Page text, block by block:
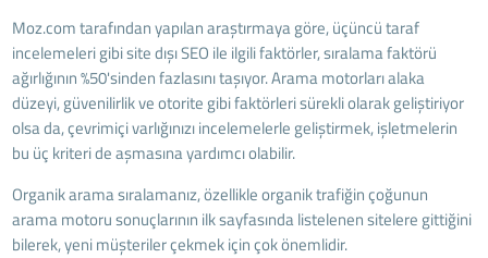
Moz.com tarafından yapılan araştırmaya göre, üçüncü taraf
incelemeleri gibi site dışı SEO ile ilgili faktörler, sıralama faktörü
ağırlığının %50'sinden fazlasını taşıyor. Arama motorları alaka
düzeyi, güvenilirlik ve otorite gibi faktörleri sürekli olarak geliştiriyor
olsa da, çevrimiçi varlığınızı incelemelerle geliştirmek, işletmelerin
bu üç kriteri de aşmasına yardımcı olabilir.
Organik arama sıralamanız, özellikle organik trafiğin çoğunun
arama motoru sonuçlarının ilk sayfasında listelenen sitelere gittiğini
bilerek, yeni müşteriler çekmek için çok önemlidir.